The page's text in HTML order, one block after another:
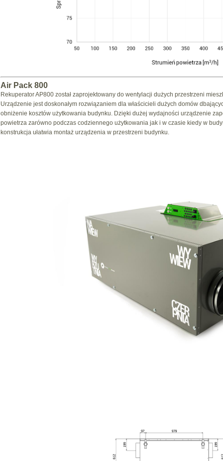
Air Pack 800
Rekuperator AP800 został zaprojektowany do wentylacji dużych przestrzeni
Urządzenie jest doskonałym rozwiązaniem dla właścicieli dużych domów
obniżenie kosztów użytkowania budynku. Dzięki dużej wydajności urządzenie
powietrza zarówno podczas codziennego użytkowania jak i w czasie kiedy w
konstrukcja ułatwia montaż urządzenia w przestrzeni budynku.